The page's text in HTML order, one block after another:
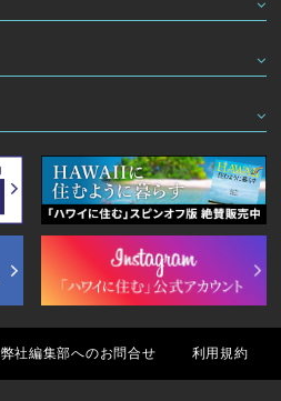
弊社編集部へのお問合せ 利用規約